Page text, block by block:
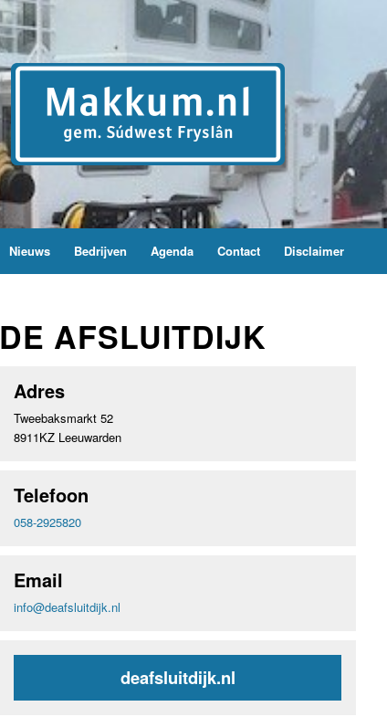
Nieuws Bedrijven Agenda Contact Disclaimer
DE AFSLUITDIJK
Adres
Tweebaksmarkt 52
8911KZ Leeuwarden
Telefoon
058-2925820
Email
info@deafsluitdijk.nl
deafsluitdijk.nl